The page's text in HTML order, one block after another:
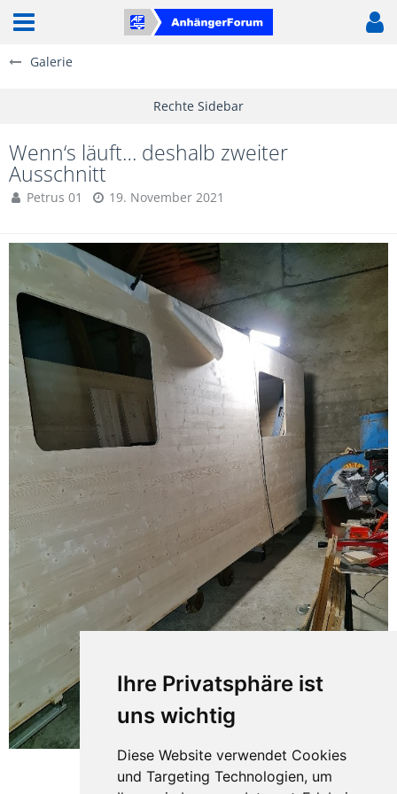
Ihre Privatsphäre ist
uns wichtig
Diese Website verwendet Cookies
und Targeting Technologien, um
Galerie
Wenn‘s läuft… deshalb zweiter
Ausschnitt
Petrus 01 19. November 2021